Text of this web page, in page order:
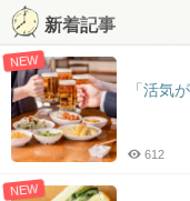
新着記事
NEW
「活気
612
NEW